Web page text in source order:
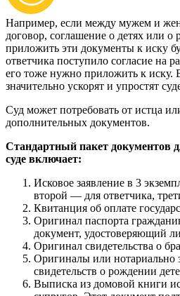
Например, если между мужем и
договор, соглашение о детях или о
приложить эти документы к иску
ответчика поступило согласие на
его тоже нужно приложить к иску.
значительно ускорят и упростят
Суд может потребовать от истца
дополнительных документов.
Стандартный пакет документов
суде включает:
Исковое заявление в 3
второй — для ответчика,
Квитанция об оплате
Оригинал паспорта
документ, удостоверяющий
Оригинал свидетельства о
Оригиналы или нотариально
свидетельств о рождении
Выписка из домовой книги